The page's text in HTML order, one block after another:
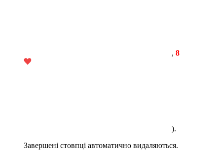
, 8
).
Завершені стовпці автоматично видаляються.